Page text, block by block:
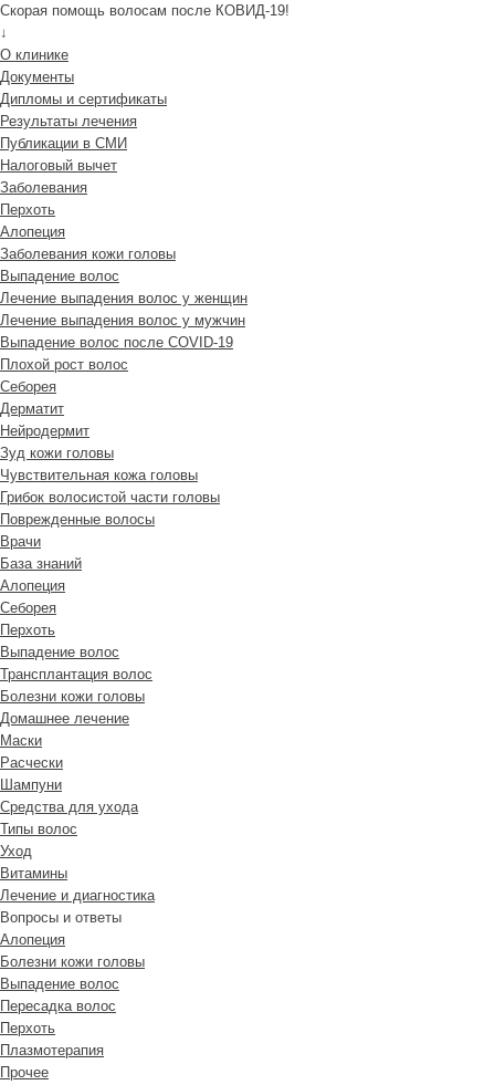
Скорая помощь волосам после КОВИД-19!
↓
О клинике
Документы
Дипломы и сертификаты
Результаты лечения
Публикации в СМИ
Налоговый вычет
Заболевания
Перхоть
Алопеция
Заболевания кожи головы
Выпадение волос
Лечение выпадения волос у женщин
Лечение выпадения волос у мужчин
Выпадение волос после COVID-19
Плохой рост волос
Cеборея
Дерматит
Нейродермит
Зуд кожи головы
Чувствительная кожа головы
Грибок волосистой части головы
Поврежденные волосы
Врачи
База знаний
Алопеция
Себорея
Перхоть
Выпадение волос
Трансплантация волос
Болезни кожи головы
Домашнее лечение
Маски
Расчески
Шампуни
Средства для ухода
Типы волос
Уход
Витамины
Лечение и диагностика
Вопросы и ответы
Алопеция
Болезни кожи головы
Выпадение волос
Пересадка волос
Перхоть
Плазмотерапия
Прочее